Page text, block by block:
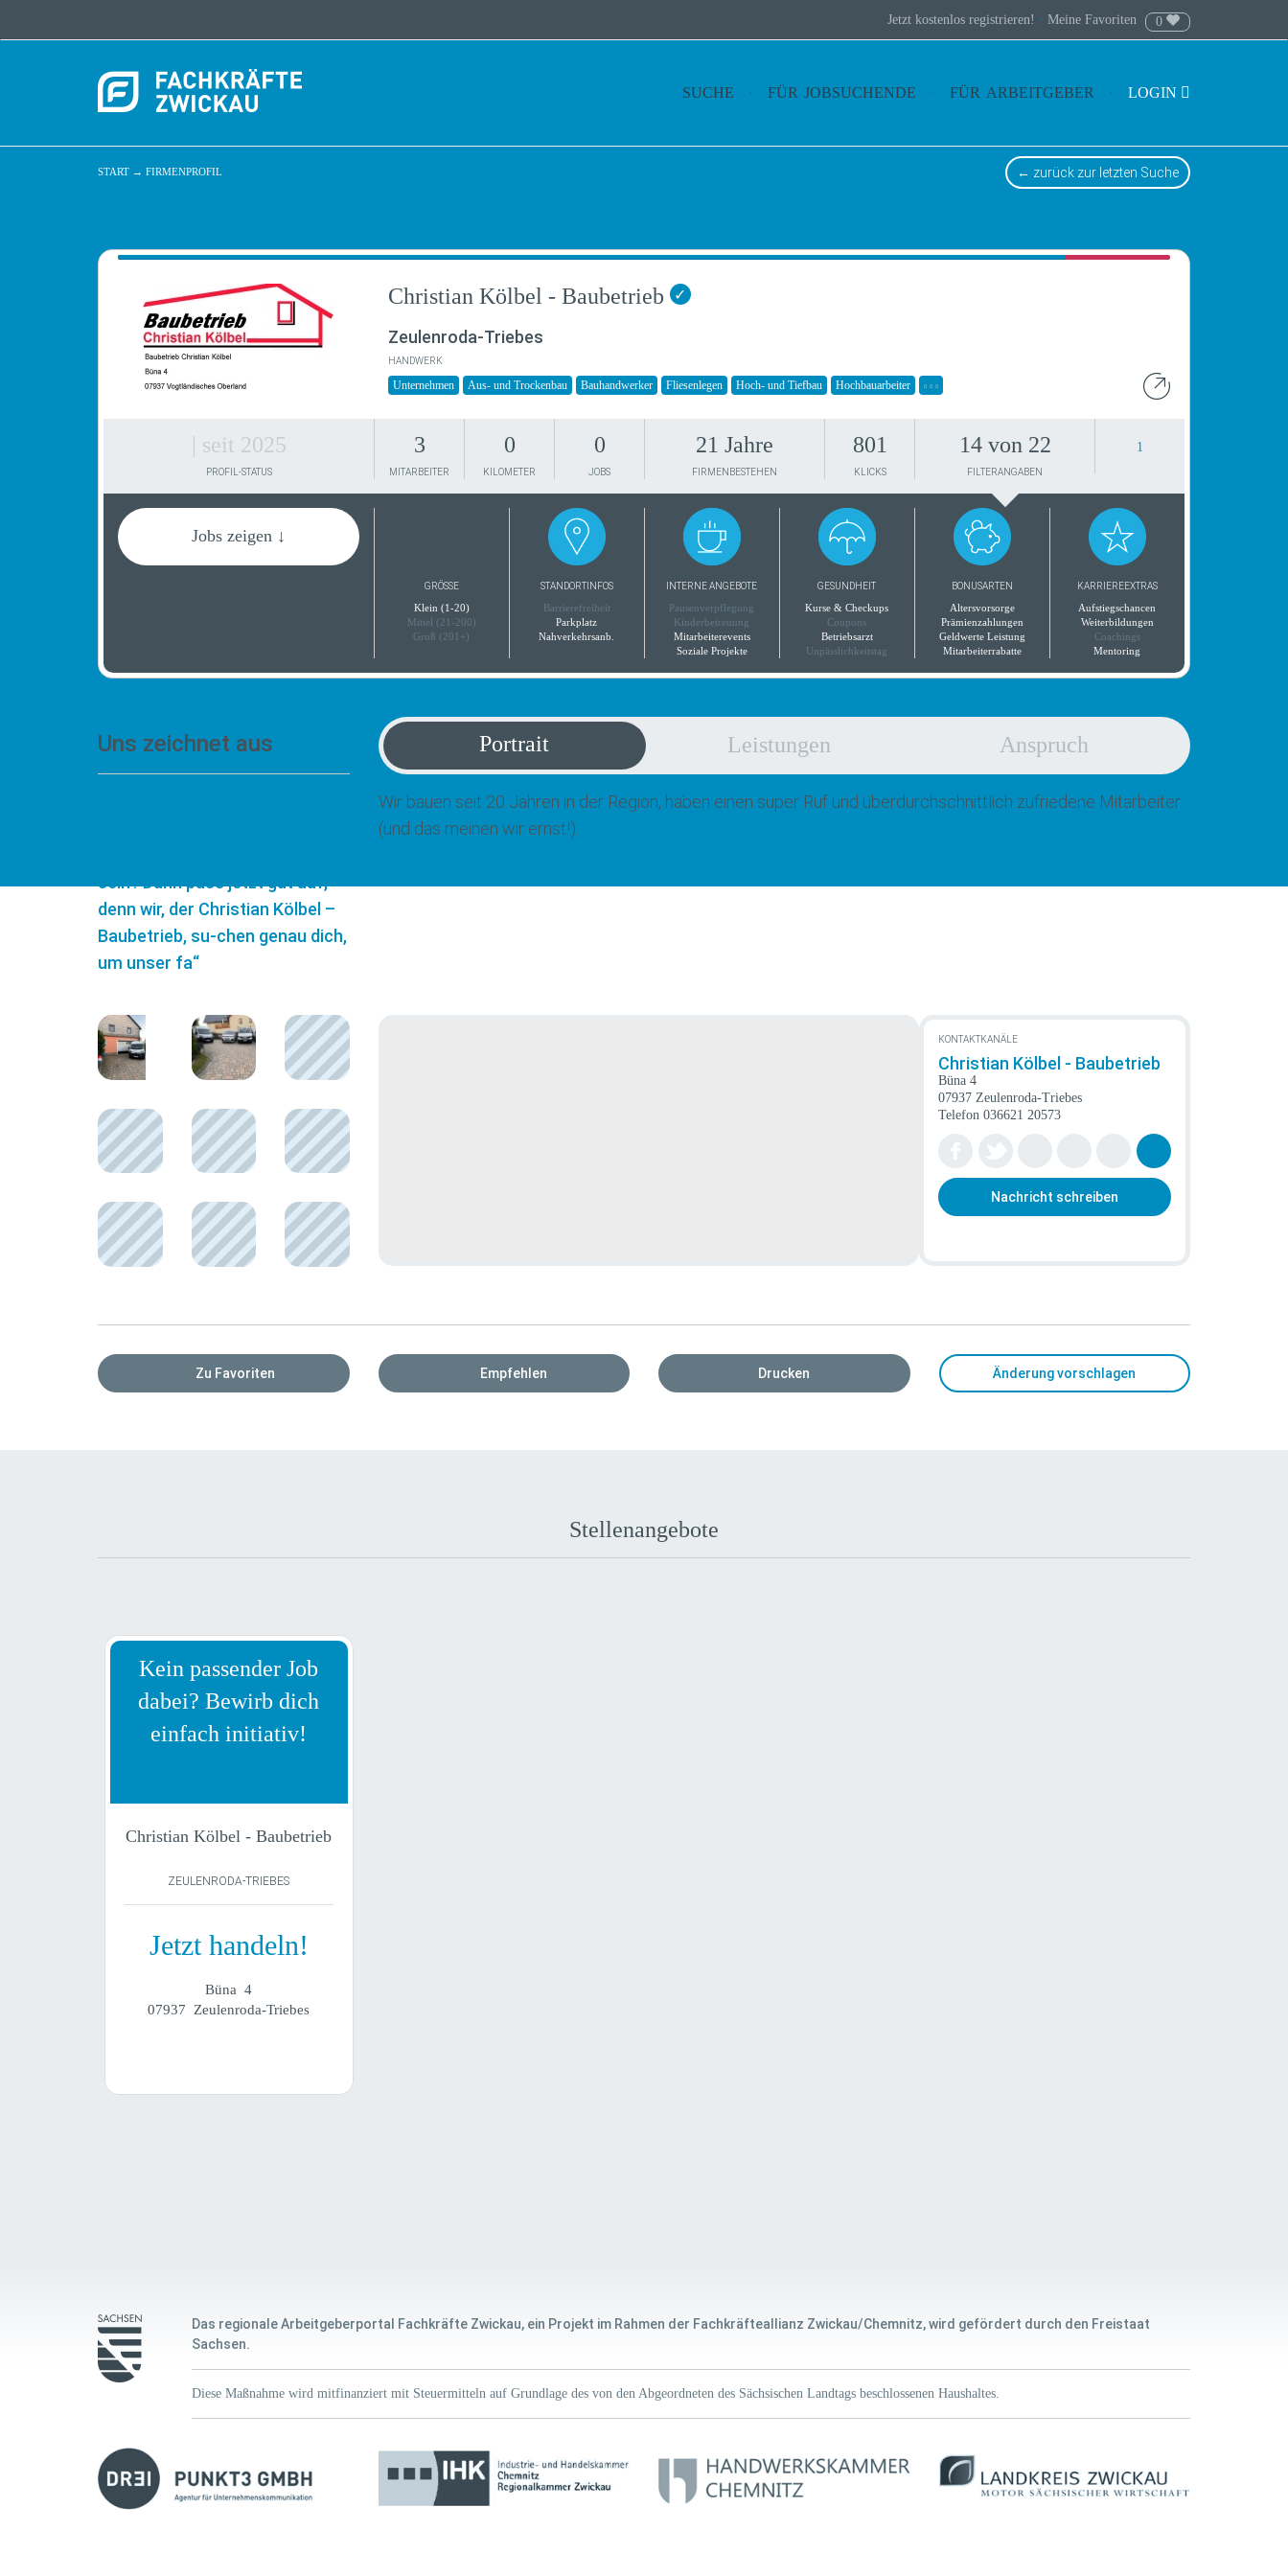
Jetzt kostenlos registrieren! · Meine Favoriten 0
SUCHE FÜR JOBSUCHENDE FÜR ARBEITGEBER LOGIN
START → FIRMENPROFIL ← zurück zur letzten Suche
Christian Kölbel - Baubetrieb ✓
Zeulenroda-Triebes
HANDWERK
Unternehmen Aus- und Trockenbau Bauhandwerker Fliesenlegen Hoch- und Tiefbau Hochbauarbeiter
| seit 2025
PROFIL-STATUS
3
MITARBEITER
0
KILOMETER
0
JOBS
21 Jahre
FIRMENBESTEHEN
801
KLICKS
14 von 22
FILTERANGABEN
1
Jobs zeigen ↓
GRÖSSE
Klein (1-20)
Mittel (21-200)
Groß (201+)
STANDORTINFOS
Barrierefreiheit
Parkplatz
Nahverkehrsanb.
INTERNE ANGEBOTE
Pausenverpflegung
Kinderbetreuung
Mitarbeiterevents
Soziale Projekte
GESUNDHEIT
Kurse & Checkups
Coupons
Betriebsarzt
Unpässlichkeitstag
BONUSARTEN
Altersvorsorge
Prämienzahlungen
Geldwerte Leistung
Mitarbeiterrabatte
KARRIEREEXTRAS
Aufstiegschancen
Weiterbildungen
Coachings
Mentoring
Uns zeichnet aus
sein? Dann pass jetzt gut auf,
denn wir, der Christian Kölbel –
Baubetrieb, su-chen genau dich,
um unser fa“
Portrait Leistungen Anspruch
Wir bauen seit 20 Jahren in der Region, haben einen super Ruf und überdurchschnittlich zufriedene Mitarbeiter
(und das meinen wir ernst!).
KONTAKTKANÄLE
Christian Kölbel - Baubetrieb
Büna 4
07937 Zeulenroda-Triebes
Telefon036621 20573
Nachricht schreiben
Zu Favoriten Empfehlen Drucken Änderung vorschlagen
Stellenangebote
Kein passender Job
dabei? Bewirb dich
einfach initiativ!
Christian Kölbel - Baubetrieb
ZEULENRODA-TRIEBES
Jetzt handeln!
Büna 4
07937 Zeulenroda-Triebes
Das regionale Arbeitgeberportal Fachkräfte Zwickau, ein Projekt im Rahmen der Fachkräfteallianz Zwickau/Chemnitz, wird gefördert durch den Freistaat
Sachsen.
Diese Maßnahme wird mitfinanziert mit Steuermitteln auf Grundlage des von den Abgeordneten des Sächsischen Landtags beschlossenen Haushaltes.